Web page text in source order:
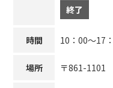
終了
時間 10：00～17
場所 〒861-1101